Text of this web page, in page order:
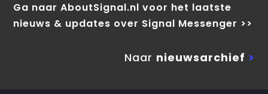
Ga naar AboutSignal.nl voor het laatste
nieuws & updates over Signal Messenger >>
Naar nieuwsarchief >